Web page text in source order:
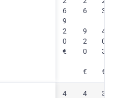
6
9
2
0
€
6
9
2
0
€
3
4
0
3
€
4
4
3